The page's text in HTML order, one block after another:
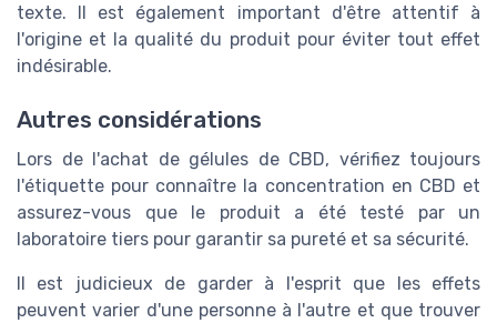
texte. Il est également important d'être attentif à
l'origine et la qualité du produit pour éviter tout effet
indésirable.
Autres considérations
Lors de l'achat de gélules de CBD, vérifiez toujours
l'étiquette pour connaître la concentration en CBD et
assurez-vous que le produit a été testé par un
laboratoire tiers pour garantir sa pureté et sa sécurité.
Il est judicieux de garder à l'esprit que les effets
peuvent varier d'une personne à l'autre et que trouver